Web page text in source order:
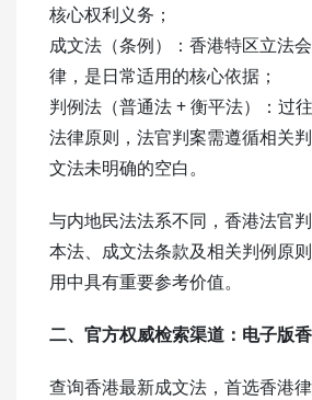
核心权利义务；
成文法（条例）：香港特区立法
律，是日常适用的核心依据；
判例法（普通法 + 衡平法）：过
法律原则，法官判案需遵循相关
文法未明确的空白。
与内地民法法系不同，香港法官
本法、成文法条款及相关判例原
用中具有重要参考价值。
二、官方权威检索渠道：电子版
查询香港最新成文法，首选香港